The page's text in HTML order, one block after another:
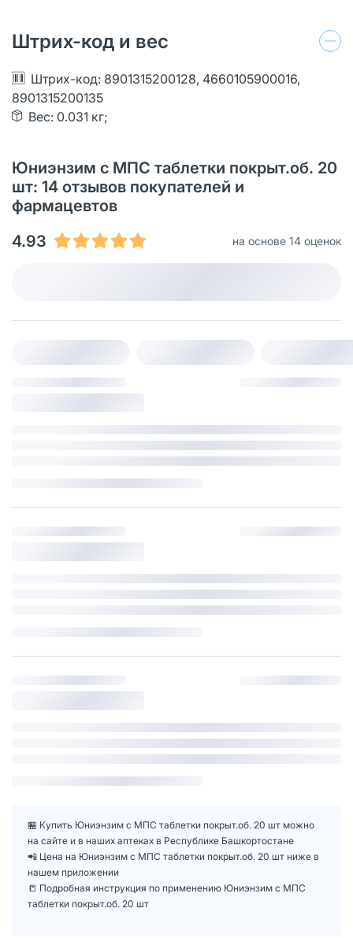
Штрих-код и вес
Штрих-код: 8901315200128, 4660105900016,
8901315200135
Вес: 0.031 кг;
Юниэнзим с МПС таблетки покрыт.об. 20
шт: 14 отзывов покупателей и
фармацевтов
4.93
на основе 14 оценок
🏪 Купить Юниэнзим с МПС таблетки покрыт.об. 20 шт можно
на сайте и в наших аптеках в Республике Башкортостане
📲 Цена на Юниэнзим с МПС таблетки покрыт.об. 20 шт ниже в
нашем приложении
📒 Подробная инструкция по применению Юниэнзим с МПС
таблетки покрыт.об. 20 шт